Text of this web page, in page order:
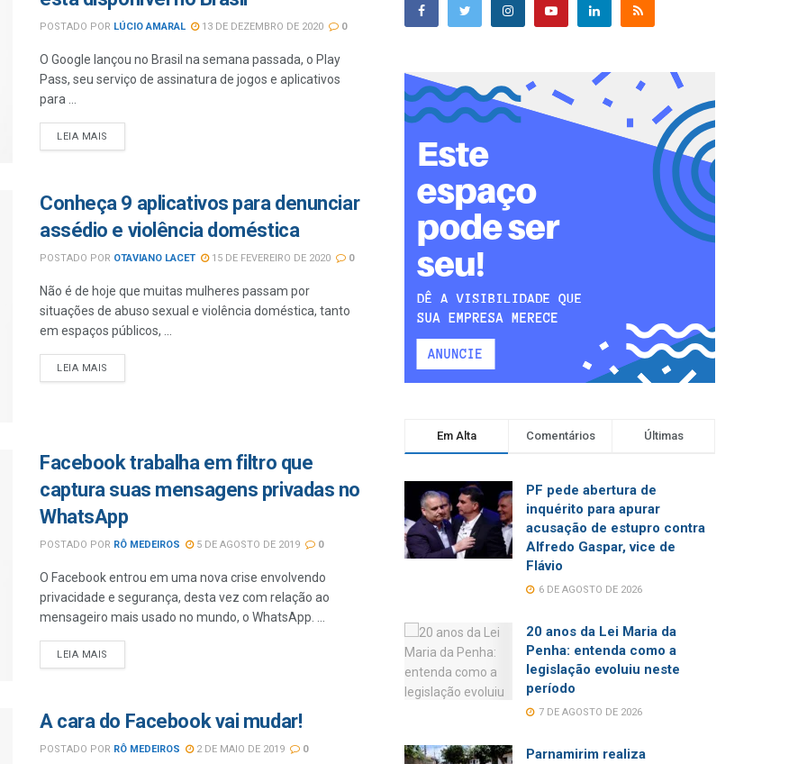
POSTADO POR LÚCIO AMARAL 13 DE DEZEMBRO DE 2020 0
O Google lançou no Brasil na semana passada, o Play
Pass, seu serviço de assinatura de jogos e aplicativos
para ...
LEIA MAIS
Conheça 9 aplicativos para denunciar
assédio e violência doméstica
POSTADO POR OTAVIANO LACET 15 DE FEVEREIRO DE 2020 0
Não é de hoje que muitas mulheres passam por
situações de abuso sexual e violência doméstica, tanto
em espaços públicos, ...
LEIA MAIS
Facebook trabalha em filtro que
captura suas mensagens privadas no
WhatsApp
POSTADO POR RÔ MEDEIROS 5 DE AGOSTO DE 2019 0
O Facebook entrou em uma nova crise envolvendo
privacidade e segurança, desta vez com relação ao
mensageiro mais usado no mundo, o WhatsApp. ...
LEIA MAIS
A cara do Facebook vai mudar!
POSTADO POR RÔ MEDEIROS 2 DE MAIO DE 2019 0
Em Alta Comentários Últimas
PF pede abertura de
inquérito para apurar
acusação de estupro contra
Alfredo Gaspar, vice de
Flávio
6 DE AGOSTO DE 2026
20 anos da Lei Maria da
Penha: entenda como a
legislação evoluiu neste
período
7 DE AGOSTO DE 2026
Parnamirim realiza